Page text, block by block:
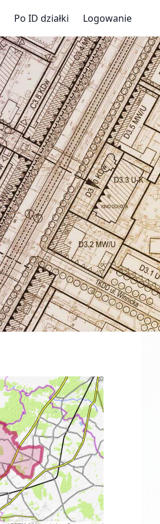
Po ID działki Logowanie